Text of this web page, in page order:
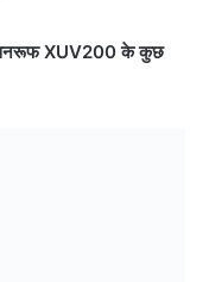
सनरूफ XUV200 के कुछ